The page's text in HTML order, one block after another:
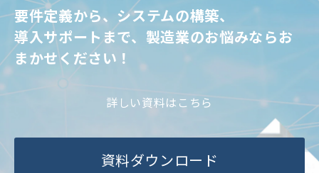
資料ダウンロード一覧
お役立ち動画
要件定義から、システムの構築、
導入サポートまで、製造業のお悩みならお
まかせください！
詳しい資料はこちら
資料ダウンロード